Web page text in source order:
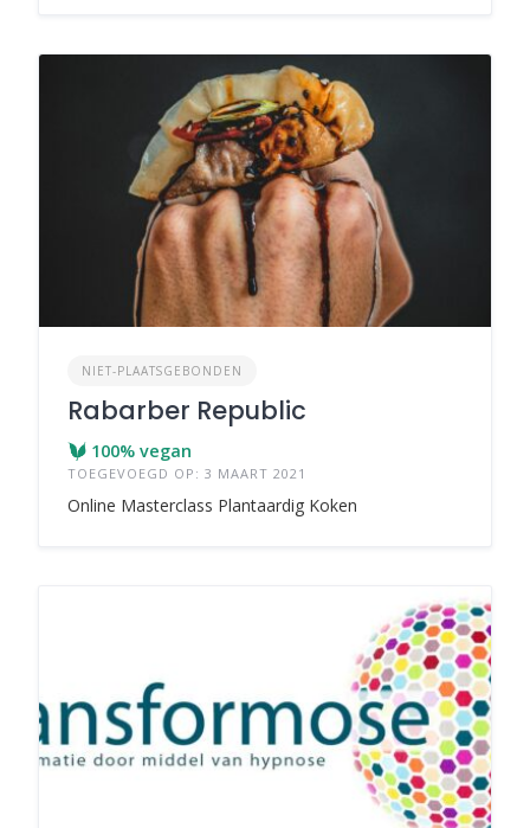
NIET-PLAATSGEBONDEN
Rabarber Republic
100% vegan
TOEGEVOEGD OP: 3 MAART 2021
Online Masterclass Plantaardig Koken